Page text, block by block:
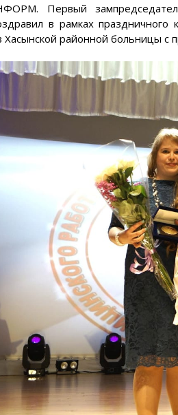
Первый
в рамках
Хасынской районной больницы с